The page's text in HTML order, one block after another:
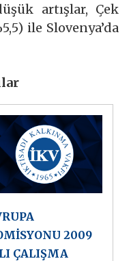
artışlar, Çek
ile Slovenya’da
2009
ÇALIŞMA